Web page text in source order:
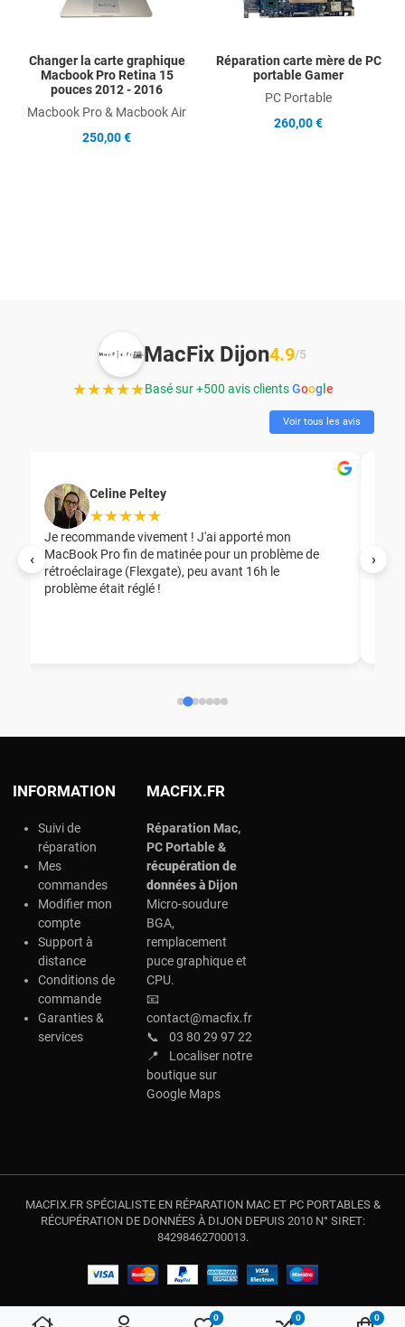
My Wishlist
0 Compare
0 0
Quick View
Changer la carte graphique
Macbook Pro Retina 15
pouces 2012 - 2016
Macbook Pro & Macbook Air
250,00 €
Réparation carte mère de PC
portable Gamer
PC Portable
260,00 €
‹ ›
MacFix Dijon4.9/5
★★★★★Basé sur +500 avis clientsGoog e
Voir tous les avis
Celine Peltey
★★★★★
Je recommande vivement ! J'ai apporté mon
MacBook Pro fin de matinée pour un problème de
rétroéclairage (Flexgate), peu avant 16h le
problème était réglé !
INFORMATION
Suivi de
réparation
Mes
commandes
Modifier mon
compte
Support à
distance
Conditions de
commande
Garanties &
services
MACFIX.FR
Réparation Mac,
PC Portable &
récupération de
données àDijon
Micro-soudure
BGA,
remplacement
puce graphique et
CPU.
📧
contact@macfix.fr
📞
03 80 29 97 22
📍
Localiser notre
boutique sur
Google Maps
MACFIX.FR SPÉCIALISTE EN RÉPARATION MAC ET PC PORTABLES &
RÉCUPÉRATION DE DONNÉES À DIJON DEPUIS 2010 N° SIRET:
84298462700013.